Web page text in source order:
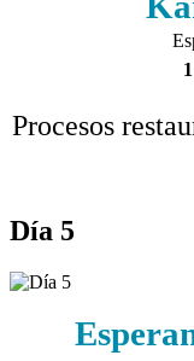
Procesos
Día 5